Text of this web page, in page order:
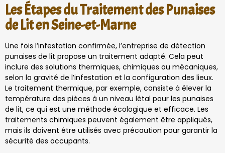
Les Étapes du Traitement des Punaises
de Lit en Seine-et-Marne
Une fois l’infestation confirmée, l’entreprise de détection
punaises de lit propose un traitement adapté. Cela peut
inclure des solutions thermiques, chimiques ou mécaniques,
selon la gravité de l’infestation et la configuration des lieux.
Le traitement thermique, par exemple, consiste à élever la
température des pièces à un niveau létal pour les punaises
de lit, ce qui est une méthode écologique et efficace. Les
traitements chimiques peuvent également être appliqués,
mais ils doivent être utilisés avec précaution pour garantir la
sécurité des occupants.